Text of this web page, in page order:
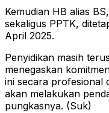
Kemudian HB alias
sekaligus PPTK,
April 2025.
Penyidikan masih
menegaskan
ini secara profesional
akan melakukan
pungkasnya. (Suk)